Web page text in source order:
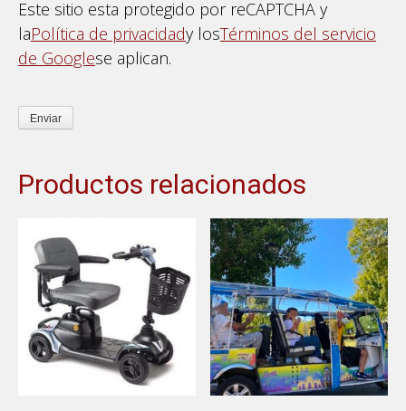
Este sitio esta protegido por reCAPTCHA y
laPolítica de privacidady losTérminos del servicio
de Googlese aplican.
Productos relacionados